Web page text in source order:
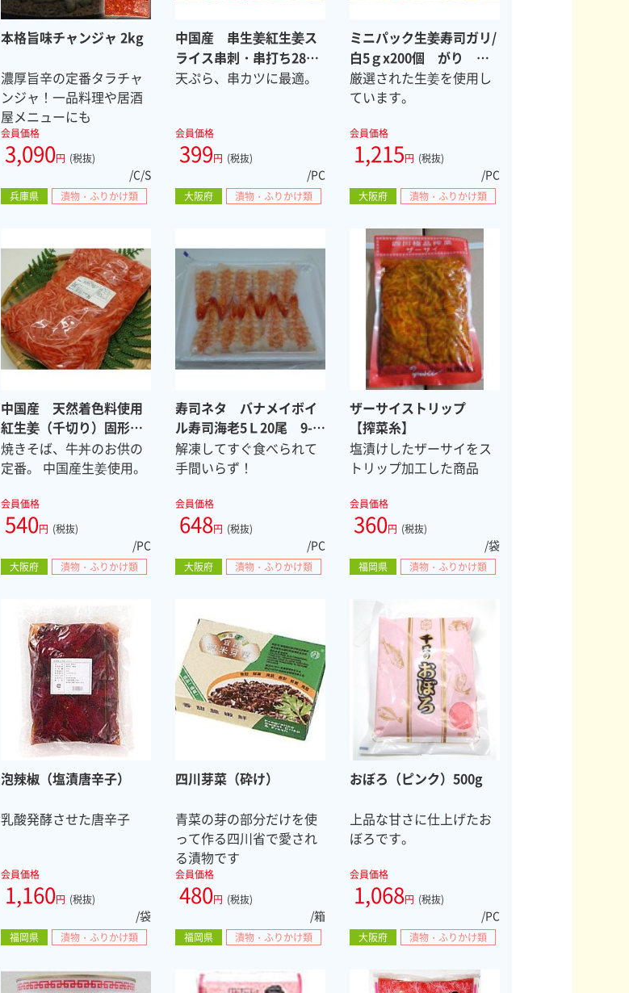
本格旨味チャンジャ 2kg
濃厚旨辛の定番タラチャ
ンジャ！一品料理や居酒
屋メニューにも
会員価格
3,090円 (税抜)
/C/S
兵庫県 漬物・ふりかけ類
中国産 串生姜紅生姜ス
ライス串刺・串打ち280
ｇ/10本 常温
天ぷら、串カツに最適。
会員価格
399円 (税抜)
/PC
大阪府 漬物・ふりかけ類
ミニパック生姜寿司ガリ/
白5ｇx200個 がり 常
温
厳選された生姜を使用し
ています。
会員価格
1,215円 (税抜)
/PC
大阪府 漬物・ふりかけ類
中国産 天然着色料使用
紅生姜（千切り）固形量
1kg 常温
焼きそば、牛丼のお供の
定番。 中国産生姜使用。
会員価格
540円 (税抜)
/PC
大阪府 漬物・ふりかけ類
寿司ネタ バナメイボイ
ル寿司海老5Ｌ20尾 9-
9.5cm
解凍してすぐ食べられて
手間いらず！
会員価格
648円 (税抜)
/PC
大阪府 漬物・ふりかけ類
ザーサイストリップ
【搾菜糸】
塩漬けしたザーサイをス
トリップ加工した商品
会員価格
360円 (税抜)
/袋
福岡県 漬物・ふりかけ類
泡辣椒（塩漬唐辛子）
乳酸発酵させた唐辛子
会員価格
1,160円 (税抜)
/袋
福岡県 漬物・ふりかけ類
四川芽菜（砕け）
青菜の芽の部分だけを使
って作る四川省で愛され
る漬物です
会員価格
480円 (税抜)
/箱
福岡県 漬物・ふりかけ類
おぼろ（ピンク）500g
上品な甘さに仕上げたお
ぼろです。
会員価格
1,068円 (税抜)
/PC
大阪府 漬物・ふりかけ類